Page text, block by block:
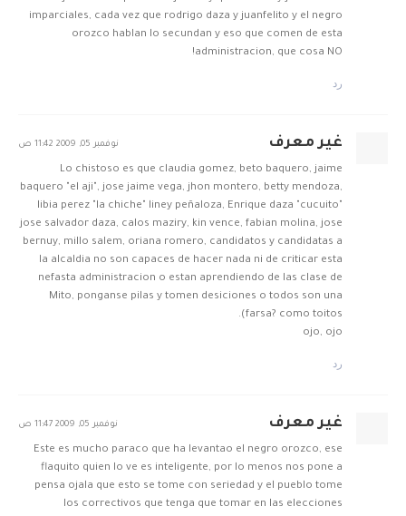
imparciales, cada vez que rodrigo daza y juanfelito y el negro
orozco hablan lo secundan y eso que comen de esta
administracion, que cosa NO!
رد
غير معرف نوفمبر 05, 2009 11:42 ص
Lo chistoso es que claudia gomez, beto baquero, jaime
baquero "el aji", jose jaime vega, jhon montero, betty mendoza,
libia perez "la chiche" liney peñaloza, Enrique daza "cucuito"
jose salvador daza, calos maziry, kin vence, fabian molina, jose
bernuy, millo salem, oriana romero, candidatos y candidatas a
la alcaldia no son capaces de hacer nada ni de criticar esta
nefasta administracion o estan aprendiendo de las clase de
Mito, ponganse pilas y tomen desiciones o todos son una
farsa? como toitos).
ojo, ojo
رد
غير معرف نوفمبر 05, 2009 11:47 ص
Este es mucho paraco que ha levantao el negro orozco, ese
flaquito quien lo ve es inteligente, por lo menos nos pone a
pensa ojala que esto se tome con seriedad y el pueblo tome
los correctivos que tenga que tomar en las elecciones